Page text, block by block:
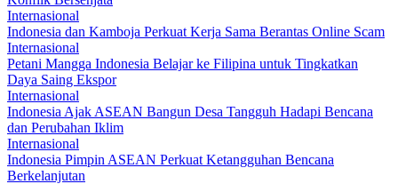
Internasional
Indonesia dan Kamboja Perkuat Kerja Sama Berantas Online Scam
Internasional
Petani Mangga Indonesia Belajar ke Filipina untuk Tingkatkan
Daya Saing Ekspor
Internasional
Indonesia Ajak ASEAN Bangun Desa Tangguh Hadapi Bencana
dan Perubahan Iklim
Internasional
Indonesia Pimpin ASEAN Perkuat Ketangguhan Bencana
Berkelanjutan